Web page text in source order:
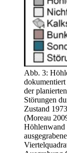
Abb. 3:
der
Störungen
Zustand
(Moreau
Höhlenwand